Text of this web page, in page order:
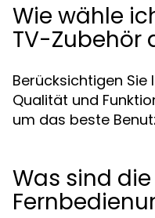
Wie wähle
TV-Zubehör
Berücksichtigen Sie
Qualität und
um das beste
Was sind